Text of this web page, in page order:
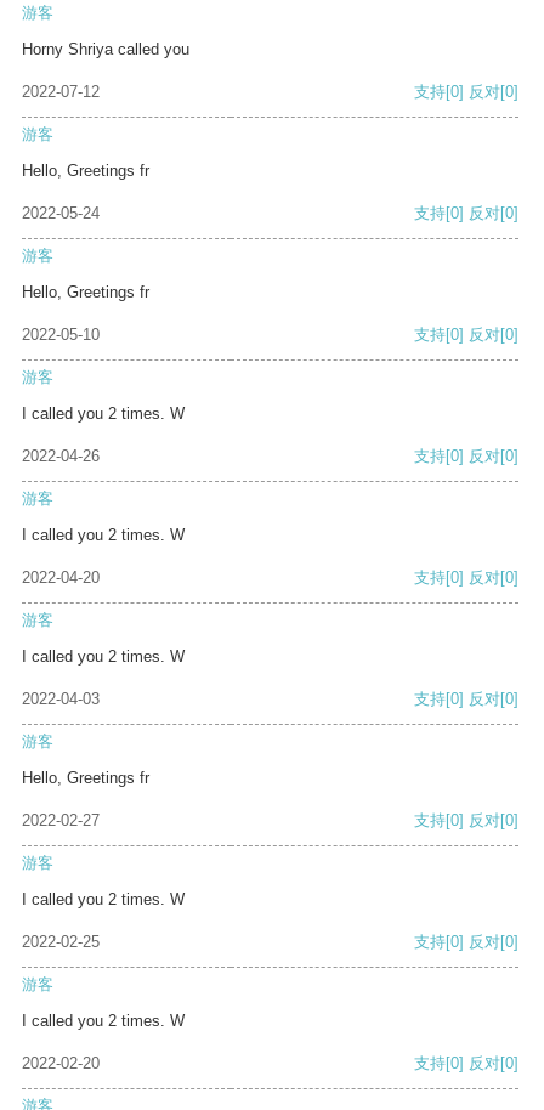
游客
Horny Shriya called you
2022-07-12 支持[0] 反对[0]
游客
Hello, Greetings fr
2022-05-24 支持[0] 反对[0]
游客
Hello, Greetings fr
2022-05-10 支持[0] 反对[0]
游客
I called you 2 times. W
2022-04-26 支持[0] 反对[0]
游客
I called you 2 times. W
2022-04-20 支持[0] 反对[0]
游客
I called you 2 times. W
2022-04-03 支持[0] 反对[0]
游客
Hello, Greetings fr
2022-02-27 支持[0] 反对[0]
游客
I called you 2 times. W
2022-02-25 支持[0] 反对[0]
游客
I called you 2 times. W
2022-02-20 支持[0] 反对[0]
游客